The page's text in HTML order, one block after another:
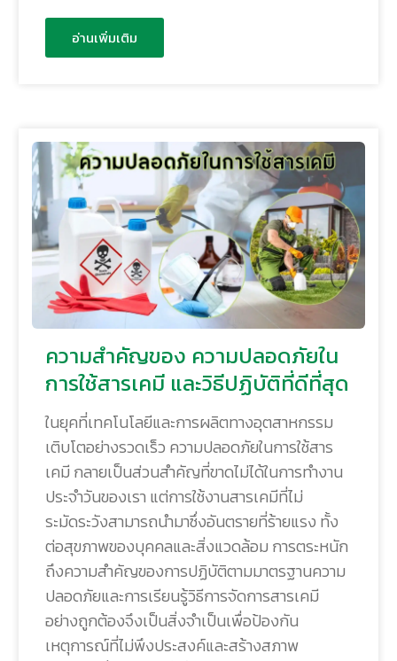
อ่านเพิ่มเติม
ความสำคัญของ ความปลอดภัยใน
การใช้สารเคมี และวิธีปฏิบัติที่ดีที่สุด
ในยุคที่เทคโนโลยีและการผลิตทางอุตสาหกรรม
เติบโตอย่างรวดเร็ว ความปลอดภัยในการใช้สาร
เคมี กลายเป็นส่วนสำคัญที่ขาดไม่ได้ในการทำงาน
ประจำวันของเรา แต่การใช้งานสารเคมีที่ไม่
ระมัดระวังสามารถนำมาซึ่งอันตรายที่ร้ายแรง ทั้ง
ต่อสุขภาพของบุคคลและสิ่งแวดล้อม การตระหนัก
ถึงความสำคัญของการปฏิบัติตามมาตรฐานความ
ปลอดภัยและการเรียนรู้วิธีการจัดการสารเคมี
อย่างถูกต้องจึงเป็นสิ่งจำเป็นเพื่อป้องกัน
เหตุการณ์ที่ไม่พึงประสงค์และสร้างสภาพ